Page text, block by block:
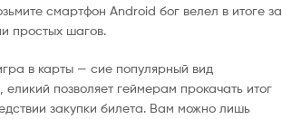
смартфон Android бог велел в итоге за
простых шагов.
в карты — сие популярный вид
еликий позволяет геймерам прокачать итог
закупки билета. Вам можно лишь